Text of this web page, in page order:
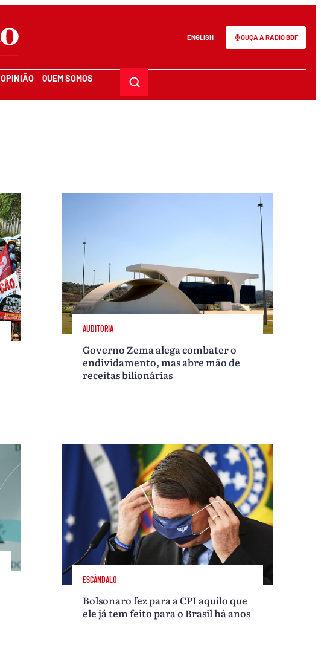
ENGLISH OUÇA A RÁDIO BDF
OPINIÃO QUEM SOMOS
AUDITORIA
Governo Zema alega combater o
endividamento, mas abre mão de
receitas bilionárias
ESCÂNDALO
Bolsonaro fez para a CPI aquilo que
ele já tem feito para o Brasil há anos